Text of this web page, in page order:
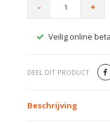
- +
Veilig online
DEEL DIT PRODUCT
Beschrijving